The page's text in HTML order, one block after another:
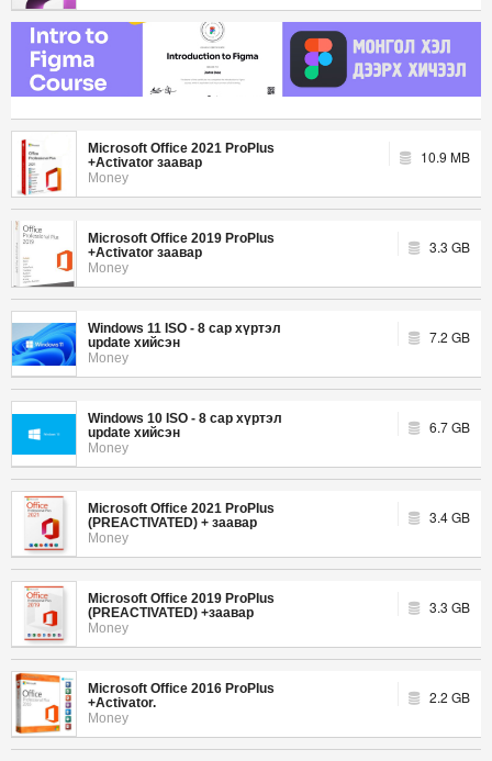
Microsoft Office 2021 ProPlus
+Activator заавар
Money
10.9 MB
Microsoft Office 2019 ProPlus
+Activator заавар
Money
3.3 GB
Windows 11 ISO - 8 сар хүртэл
update хийсэн
Money
7.2 GB
Windows 10 ISO - 8 сар хүртэл
update хийсэн
Money
6.7 GB
Microsoft Office 2021 ProPlus
(PREACTIVATED) + заавар
Money
3.4 GB
Microsoft Office 2019 ProPlus
(PREACTIVATED) +заавар
Money
3.3 GB
Microsoft Office 2016 ProPlus
+Activator.
Money
2.2 GB